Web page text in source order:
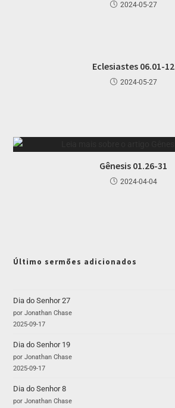
2024-05-27
Eclesiastes 06.01-12
2024-05-27
Gênesis 01.26-31
2024-04-04
Último sermões adicionados
Dia do Senhor 27
por Jonathan Chase
2025-09-17
Dia do Senhor 19
por Jonathan Chase
2025-09-17
Dia do Senhor 8
por Jonathan Chase